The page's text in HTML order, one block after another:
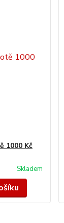
1000 Kč
Skladem